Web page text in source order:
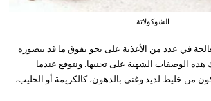
الشوكولاتة
في عدد من الأغذية على نحو يفوق ما قد يتصوره
الوصفات الشهية على تجنبها. ونتوقع عندما
من خليط لذيذ وغني بالدهون، كالكريمة أو الحليب،